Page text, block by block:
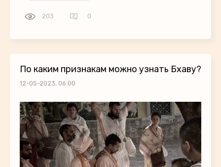
203 0
По каким признакам можно узнать Бхаву?
12-05-2023, 06:00